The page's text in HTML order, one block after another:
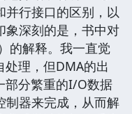
并行接口的区别，以
象深刻的是，书中对
的解释。我一直觉
处理，但DMA的出
部分繁重的I/O数据
制器来完成，从而解